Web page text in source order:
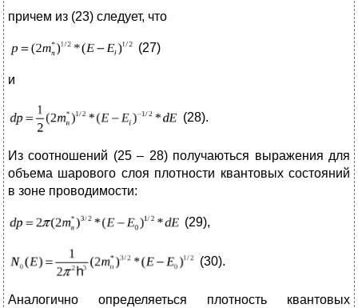
причем из (23) следует, что
(27)
и
(28).
Из соотношений (25 – 28) получаються выражения для
объема шарового слоя плотности квантовых состояний
в зоне проводимости:
(29),
(30).
Аналогично определяеться плотность квантовых